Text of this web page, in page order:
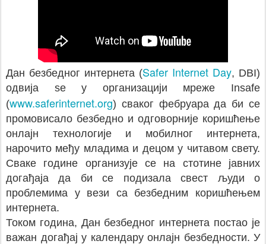
Дан безбедног интернета (Safer Internet Day, DBI)
одвија se у организацији мреже Insafe
(www.saferinternet.org) сваког фебруара да би се
промовисало безбедно и одговорније коришћење
онлајн технологије и мобилног интернета,
нарочито међу младима и децом у читавом свету.
Сваке године организује се на стотине јавних
догађаја да би се подизала свест људи о
проблемима у вези са безбедним коришћењем
интернета.
Током година, Дан безбедног интернета постао је
важан догађај у календару онлајн безбедности. У